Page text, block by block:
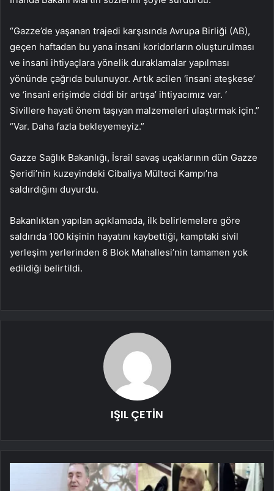
“Gazze’de yaşanan trajedi karşısında Avrupa Birliği (AB),
geçen haftadan bu yana insani koridorların oluşturulması
ve insani ihtiyaçlara yönelik duraklamalar yapılması
yönünde çağrıda bulunuyor. Artık acilen ‘insani ateşkese’
ve ‘insani erişimde ciddi bir artışa’ ihtiyacımız var. ‘
Sivillere hayati önem taşıyan malzemeleri ulaştırmak için.”
“Var. Daha fazla bekleyemeyiz.”
Gazze Sağlık Bakanlığı, İsrail savaş uçaklarının dün Gazze
Şeridi’nin kuzeyindeki Cibaliya Mülteci Kampı’na
saldırdığını duyurdu.
Bakanlıktan yapılan açıklamada, ilk belirlemelere göre
saldırıda 100 kişinin hayatını kaybettiği, kamptaki sivil
yerleşim yerlerinden 6 Blok Mahallesi’nin tamamen yok
edildiği belirtildi.
IŞIL ÇETİN